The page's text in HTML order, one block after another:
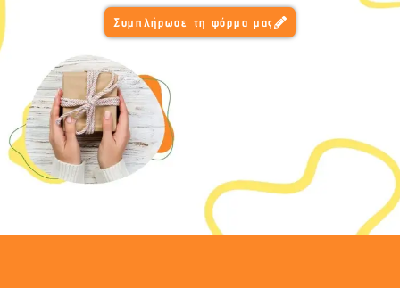
Συμπλήρωσε τη φόρμα μας